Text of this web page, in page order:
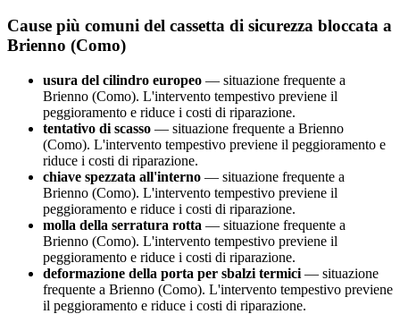
Cause più comuni del cassetta di sicurezza bloccata a
Brienno (Como)
usura del cilindro europeo — situazione frequente a
Brienno (Como). L'intervento tempestivo previene il
peggioramento e riduce i costi di riparazione.
tentativo di scasso — situazione frequente a Brienno
(Como). L'intervento tempestivo previene il peggioramento e
riduce i costi di riparazione.
chiave spezzata all'interno — situazione frequente a
Brienno (Como). L'intervento tempestivo previene il
peggioramento e riduce i costi di riparazione.
molla della serratura rotta — situazione frequente a
Brienno (Como). L'intervento tempestivo previene il
peggioramento e riduce i costi di riparazione.
deformazione della porta per sbalzi termici — situazione
frequente a Brienno (Como). L'intervento tempestivo previene
il peggioramento e riduce i costi di riparazione.